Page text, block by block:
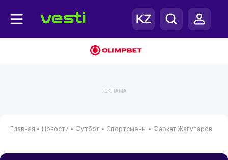
РЕКЛАМА
Главная • Новости • Футбол • Спортсмены • Фархат Жагупаров